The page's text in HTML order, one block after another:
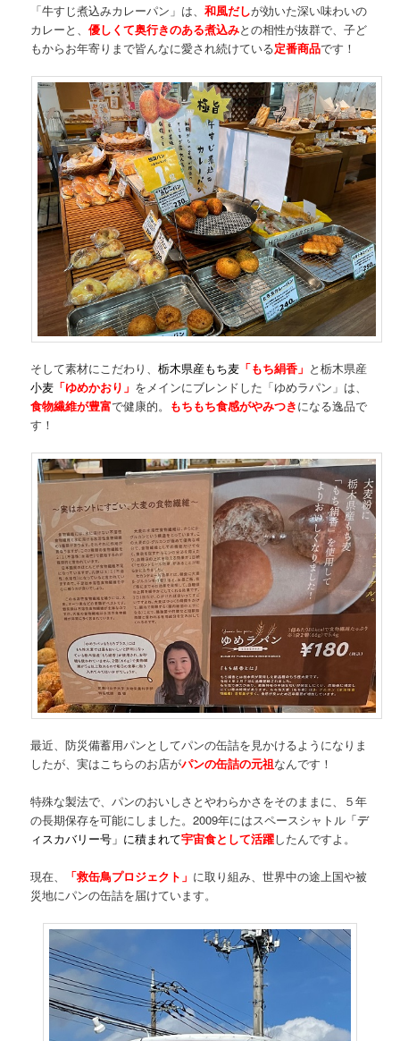
「牛すじ煮込みカレーパン」は、和風だしが効いた深い味わいの
カレーと、優しくて奥行きのある煮込みとの相性が抜群で、子ど
もからお年寄りまで皆んなに愛され続けている定番商品です！
そして素材にこだわり、栃木県産もち麦 「もち絹香」 と栃木県産
小麦 「ゆめかおり」 をメインにブレンドした「ゆめラパン」は、
食物繊維が豊富で健康的。 もちもち食感がやみつきになる逸品で
す！
最近、防災備蓄用パンとしてパンの缶詰を見かけるようになりま
したが、実はこちらのお店がパンの缶詰の元祖なんです！
特殊な製法で、パンのおいしさとやわらかさをそのままに、５年
の長期保存を可能にしました。2009年にはスペースシャトル 「デ
ィスカバリー号」に積まれて宇宙食として活躍したんですよ。
現在、 「救缶鳥プロジェクト」 に取り組み、世界中の途上国や被
災地にパンの缶詰を届けています。